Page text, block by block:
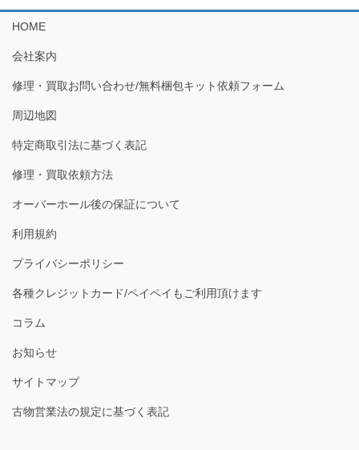
HOME
会社案内
修理・買取お問い合わせ/無料梱包キット依頼フォーム
周辺地図
特定商取引法に基づく表記
修理・買取依頼方法
オーバーホール後の保証について
利用規約
プライバシーポリシー
各種クレジットカード/ペイペイもご利用頂けます
コラム
お知らせ
サイトマップ
古物営業法の規定に基づく表記